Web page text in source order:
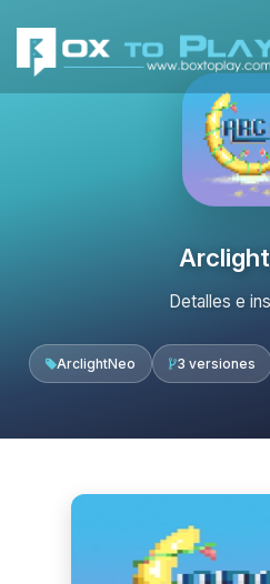
Detalles e
ArclightNeo 3 versiones